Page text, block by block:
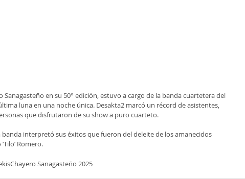
Sanagasteño en su 50° edición, estuvo a cargo de la banda cuartetera del
luna en una noche única. Desakta2 marcó un récord de asistentes,
que disfrutaron de su show a puro cuarteto.
banda interpretó sus éxitos que fueron del deleite de los amanecidos
Romero.
Chayero Sanagasteño 2025